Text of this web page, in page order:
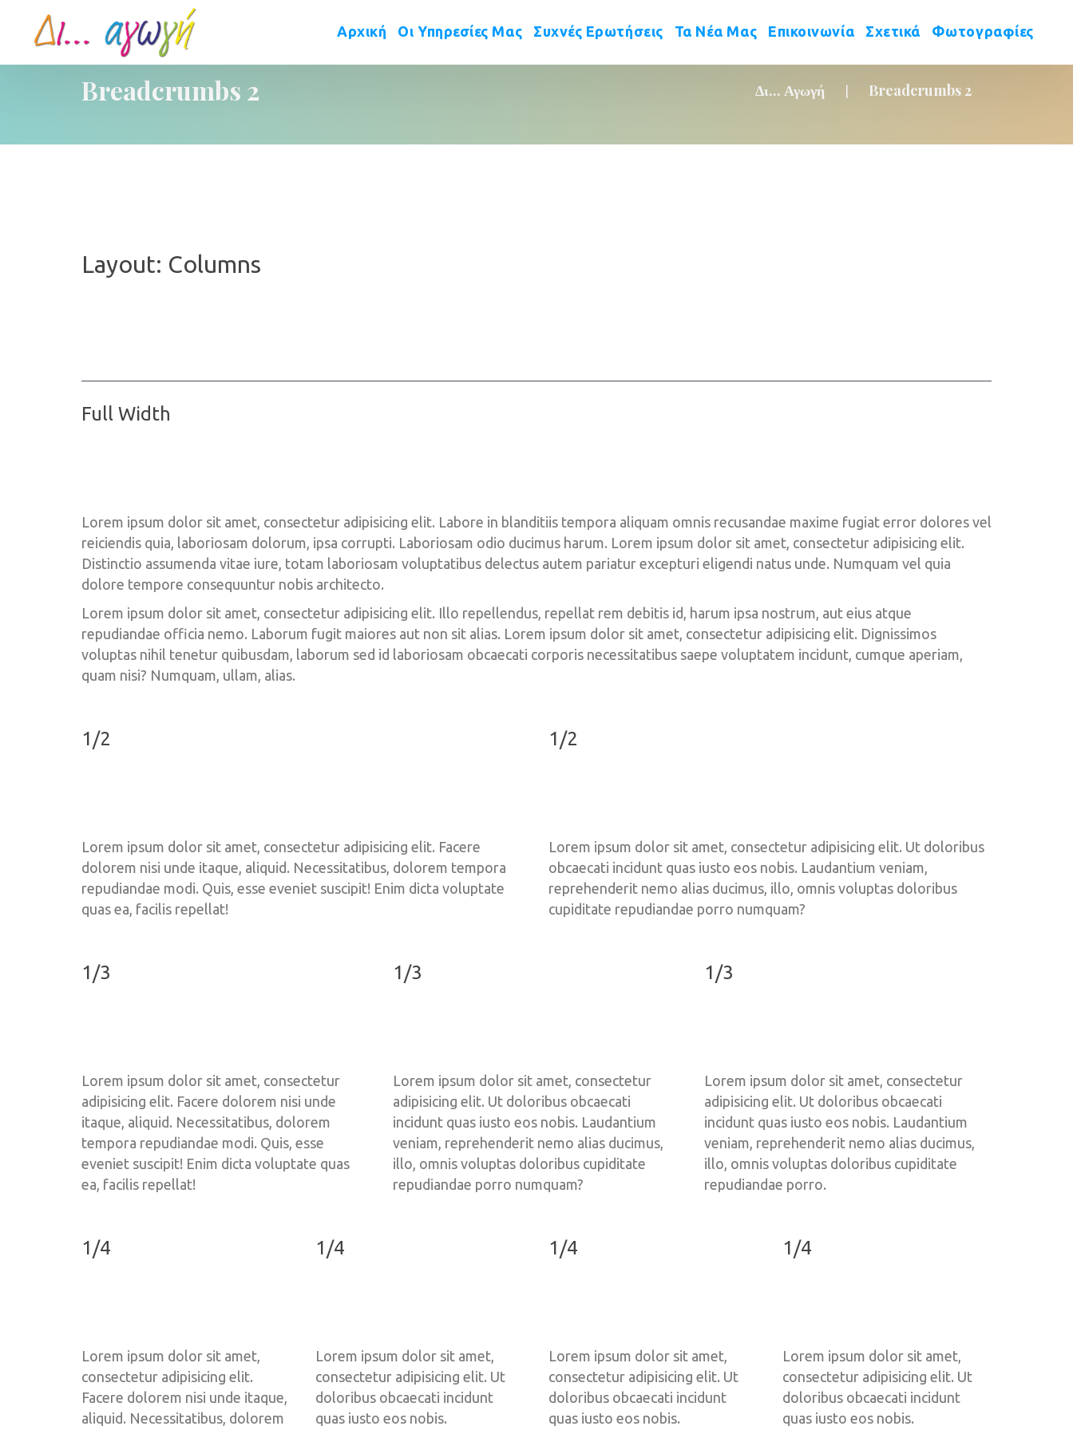
Αρχική Οι Υπηρεσίες Μας Συχνές Ερωτήσεις Τα Νέα Μας Επικοινωνία Σχετικά Φωτογραφίες
Breadcrumbs 2 Δι... Αγωγή Breadcrumbs 2
Layout: Column
Full Width
Lorem ipsum dolor sit amet, consectetur adipisicing elit. Labore in blanditiis tempora aliquam omnis recusandae maxime fugiat error dolores vel
reiciendis quia, laboriosam dolorum, ipsa corrupti. Laboriosam odio ducimus harum. Lorem ipsum dolor sit amet, consectetur adipisicing elit.
Distinctio assumenda vitae iure, totam laboriosam voluptatibus delectus autem pariatur excepturi eligendi natus unde. Numquam vel quia
dolore tempore consequuntur nobis architecto.
Lorem ipsum dolor sit amet, consectetur adipisicing elit. Illo repellendus, repellat rem debitis id, harum ipsa nostrum, aut eius atque
repudiandae officia nemo. Laborum fugit maiores aut non sit alias. Lorem ipsum dolor sit amet, consectetur adipisicing elit. Dignissimos
voluptas nihil tenetur quibusdam, laborum sed id laboriosam obcaecati corporis necessitatibus saepe voluptatem incidunt, cumque aperiam,
quam nisi? Numquam, ullam, alias.
1/2
Lorem ipsum dolor sit amet, consectetur adipisicing elit. Facere
dolorem nisi unde itaque, aliquid. Necessitatibus, dolorem tempora
repudiandae modi. Quis, esse eveniet suscipit! Enim dicta voluptate
quas ea, facilis repellat!
1/2
Lorem ipsum dolor sit amet, consectetur adipisicing elit. Ut doloribus
obcaecati incidunt quas iusto eos nobis. Laudantium veniam,
reprehenderit nemo alias ducimus, illo, omnis voluptas doloribus
cupiditate repudiandae porro numquam?
1/3
Lorem ipsum dolor sit amet, consectetur
adipisicing elit. Facere dolorem nisi unde
itaque, aliquid. Necessitatibus, dolorem
tempora repudiandae modi. Quis, esse
eveniet suscipit! Enim dicta voluptate quas
ea, facilis repellat!
1/3
Lorem ipsum dolor sit amet, consectetur
adipisicing elit. Ut doloribus obcaecati
incidunt quas iusto eos nobis. Laudantium
veniam, reprehenderit nemo alias ducimus,
illo, omnis voluptas doloribus cupiditate
repudiandae porro numquam?
1/3
Lorem ipsum dolor sit amet, consectetur
adipisicing elit. Ut doloribus obcaecati
incidunt quas iusto eos nobis. Laudantium
veniam, reprehenderit nemo alias ducimus,
illo, omnis voluptas doloribus cupiditate
repudiandae porro.
1/4
Lorem ipsum dolor sit amet,
consectetur adipisicing elit.
Facere dolorem nisi unde itaque,
aliquid. Necessitatibus, dolorem
1/4
Lorem ipsum dolor sit amet,
consectetur adipisicing elit. Ut
doloribus obcaecati incidunt
quas iusto eos nobis.
1/4
Lorem ipsum dolor sit amet,
consectetur adipisicing elit. Ut
doloribus obcaecati incidunt
quas iusto eos nobis.
1/4
Lorem ipsum dolor sit amet,
consectetur adipisicing elit. Ut
doloribus obcaecati incidunt
quas iusto eos nobis.